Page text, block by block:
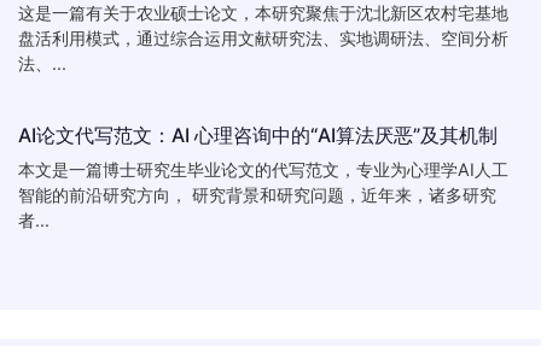
这是一篇有关于农业硕士论文，本研究聚焦于沈北新区农村宅基地
盘活利用模式，通过综合运用文献研究法、实地调研法、空间分析
法、...
AI论文代写范文：AI 心理咨询中的“AI算法厌恶”及其机制
本文是一篇博士研究生毕业论文的代写范文，专业为心理学AI人工
智能的前沿研究方向， 研究背景和研究问题，近年来，诸多研究
者...